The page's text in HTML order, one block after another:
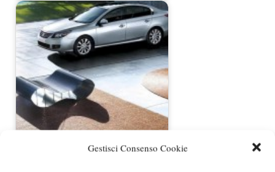
Gestisci Consenso Cookie
Renault punta sul mercato Premium?